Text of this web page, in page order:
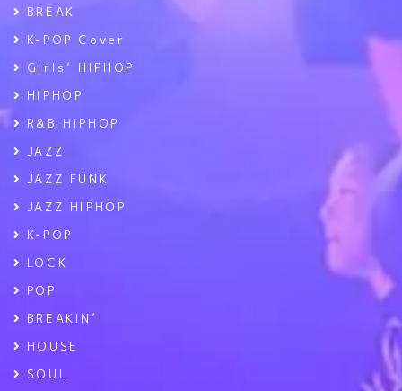
BREAK
K-POP Cover
Girls’ HIPHOP
HIPHOP
R&B HIPHOP
JAZZ
JAZZ FUNK
JAZZ HIPHOP
K-POP
LOCK
POP
BREAKIN’
HOUSE
SOUL